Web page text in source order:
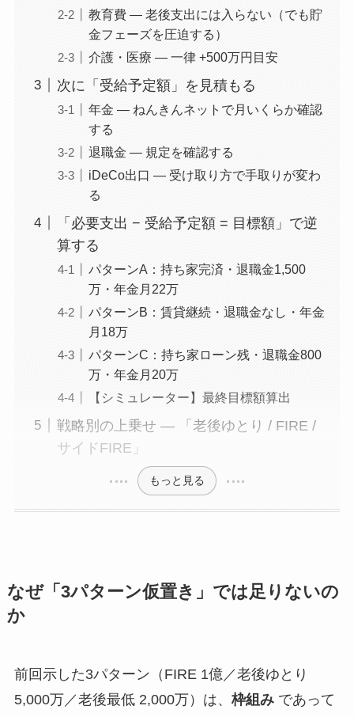
教育費 — 老後支出には入らない（でも貯
金フェーズを圧迫する）
介護・医療 — 一律 +500万円目安
次に「受給予定額」を見積もる
年金 — ねんきんネットで月いくらか確認
する
退職金 — 規定を確認する
iDeCo出口 — 受け取り方で手取りが変わ
る
「必要支出 − 受給予定額 = 目標額」で逆
算する
パターンA：持ち家完済・退職金1,500
万・年金月22万
パターンB：賃貸継続・退職金なし・年金
月18万
パターンC：持ち家ローン残・退職金800
万・年金月20万
【シミュレーター】最終目標額算出
戦略別の上乗せ — 「老後ゆとり / FIRE /
サイドFIRE」
もっと見る
なぜ「3パターン仮置き」では足りないの
か
前回示した3パターン（FIRE 1億／老後ゆとり
5,000万／老後最低 2,000万）は、 枠組みであって